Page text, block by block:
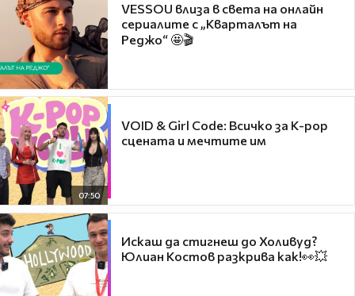
VESSOU влиза в света на онлайн
сериалите с „Кварталът на
Реджо“ 🤩🎬
07:50
VOID & Girl Code: Всичко за K-pop
сцената и мечтите им
Искаш да стигнеш до Холивуд?
Юлиан Костов разкрива как!👀💥